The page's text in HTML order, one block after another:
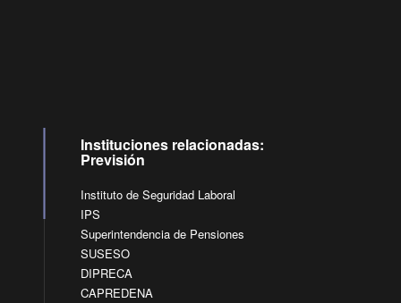
Instituciones relacionadas:
Previsión
Instituto de Seguridad Laboral
IPS
Superintendencia de Pensiones
SUSESO
DIPRECA
CAPREDENA